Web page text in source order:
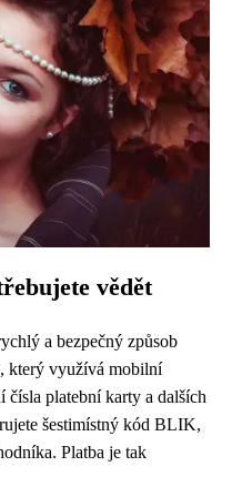
vědět
a bezpečný způsob
který využívá mobilní
čísla platební karty a dalších
šestimístný kód BLIK,
Platba je tak